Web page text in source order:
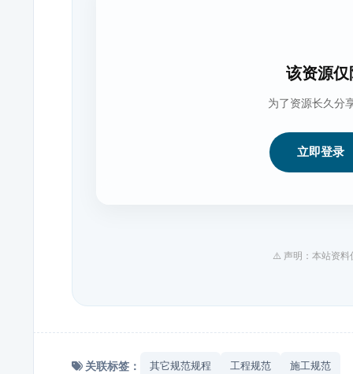
该资源
为了资源长久分
立即登录
⚠️ 声明：本站资料
关联标签： 其它规范规程 工程规范 施工规范